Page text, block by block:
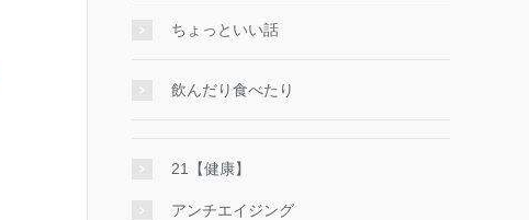
ちょっといい話
飲んだり食べたり
21【健康】
アンチエイジング